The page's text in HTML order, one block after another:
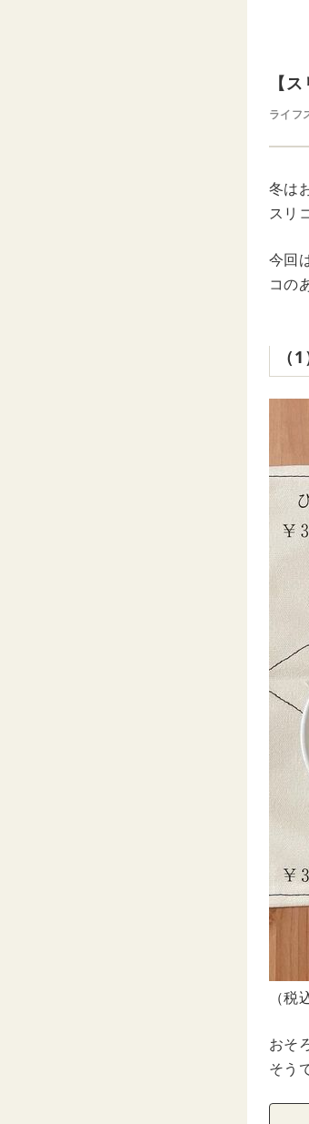
【
ライフ
冬は
スリ
今回
コの
（
（税
おそ
そう